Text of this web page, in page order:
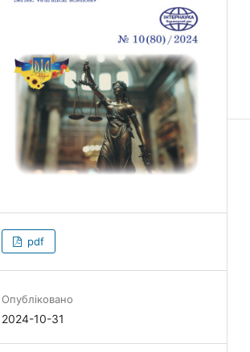
pdf
Опубліковано
2024-10-31